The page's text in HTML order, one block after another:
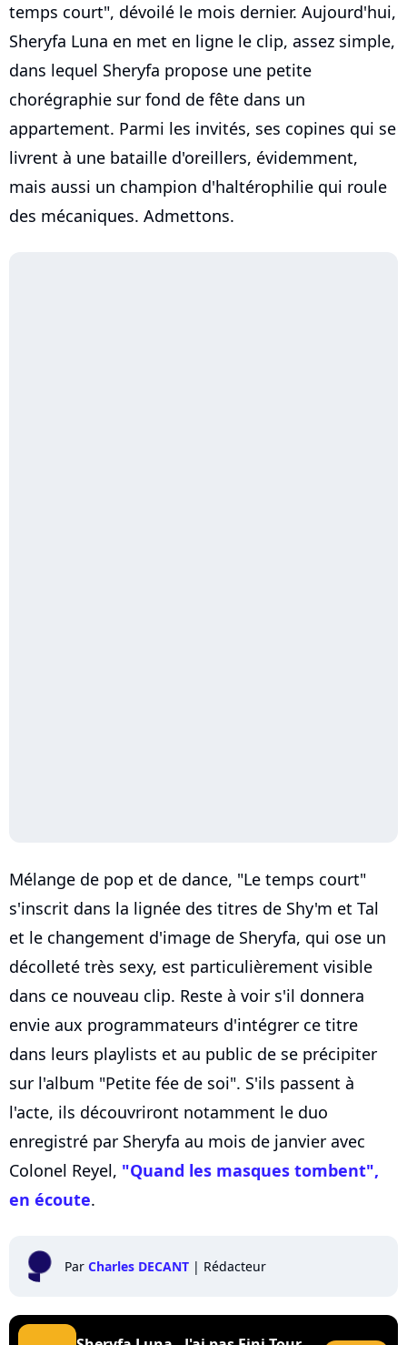
temps court", dévoilé le mois dernier. Aujourd'hui,
Sheryfa Luna en met en ligne le clip, assez simple,
dans lequel Sheryfa propose une petite
chorégraphie sur fond de fête dans un
appartement. Parmi les invités, ses copines qui se
livrent à une bataille d'oreillers, évidemment,
mais aussi un champion d'haltérophilie qui roule
des mécaniques. Admettons.
Mélange de pop et de dance, "Le temps court"
s'inscrit dans la lignée des titres de Shy'm et Tal
et le changement d'image de Sheryfa, qui ose un
décolleté très sexy, est particulièrement visible
dans ce nouveau clip. Reste à voir s'il donnera
envie aux programmateurs d'intégrer ce titre
dans leurs playlists et au public de se précipiter
sur l'album "Petite fée de soi". S'ils passent à
l'acte, ils découvriront notamment le duo
enregistré par Sheryfa au mois de janvier avec
Colonel Reyel, "Quand les masques tombent",
en écoute.
Par Charles DECANT | Rédacteur